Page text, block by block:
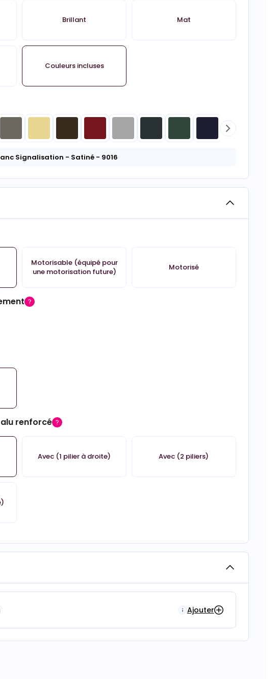
Brillant Mat
Couleurs incluses
Signalisation - Satiné- 9016
Motorisable (équipé pour
une motorisation future)
Motorisé
renforcé
Avec (1 pilier à droite) Avec (2 piliers)
Ajouter